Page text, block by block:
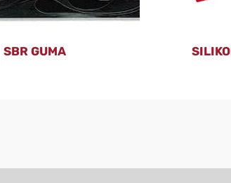
SBR GUMA